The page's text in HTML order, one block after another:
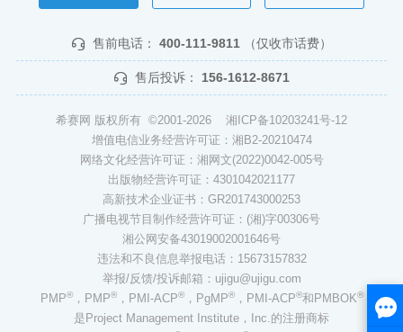
售前电话： 400-111-9811 （仅收市话费）
售后投诉： 156-1612-8671
希赛网 版权所有 ©2001-2026 湘ICP备10203241号-12
增值电信业务经营许可证：湘B2-20210474
网络文化经营许可证：湘网文(2022)0042-005号
出版物经营许可证：4301042021177
高新技术企业证书：GR201743000253
广播电视节目制作经营许可证：(湘)字00306号
湘公网安备43019002001646号
违法和不良信息举报电话：15673157832
举报/反馈/投诉邮箱：ujigu@ujigu.com
PMP®，PMP®，PMI-ACP®，PgMP®，PMI-ACP®和PMBOK®
是Project Management Institute，Inc.的注册商标